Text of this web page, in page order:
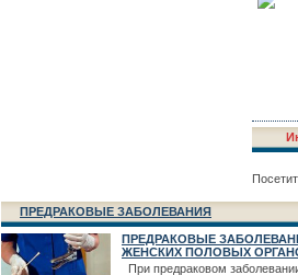
ПРЕДРАКОВЫЕ ЗАБОЛЕВАНИЯ
ПРЕДРАКОВЫЕ
ЖЕНСКИХ ПОЛОВЫХ
При предраковом